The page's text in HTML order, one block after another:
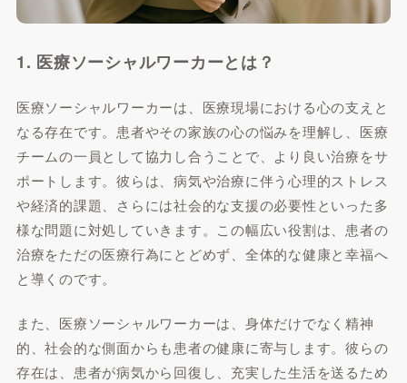
1. 医療ソーシャルワーカーとは？
医療ソーシャルワーカーは、医療現場における心の支えと
なる存在です。患者やその家族の心の悩みを理解し、医療
チームの一員として協力し合うことで、より良い治療をサ
ポートします。彼らは、病気や治療に伴う心理的ストレス
や経済的課題、さらには社会的な支援の必要性といった多
様な問題に対処していきます。この幅広い役割は、患者の
治療をただの医療行為にとどめず、全体的な健康と幸福へ
と導くのです。
また、医療ソーシャルワーカーは、身体だけでなく精神
的、社会的な側面からも患者の健康に寄与します。彼らの
存在は、患者が病気から回復し、充実した生活を送るため